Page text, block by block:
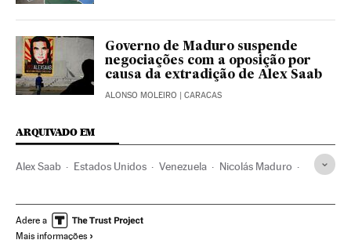
Governo de Maduro suspende
negociações com a oposição por
causa da extradição de Alex Saab
ALONSO MOLEIRO | CARACAS
ARQUIVADO EM
Alex Saab Estados Unidos Venezuela Nicolás Maduro
Extrema esquerda Cabo Verde
Adere a
Mais informações